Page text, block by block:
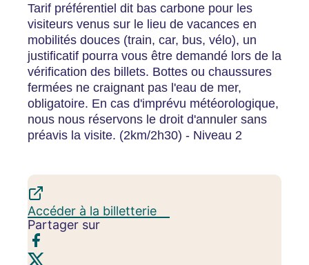
Tarif préférentiel dit bas carbone pour les
visiteurs venus sur le lieu de vacances en
mobilités douces (train, car, bus, vélo), un
justificatif pourra vous être demandé lors de la
vérification des billets. Bottes ou chaussures
fermées ne craignant pas l'eau de mer,
obligatoire. En cas d'imprévu météorologique,
nous nous réservons le droit d'annuler sans
préavis la visite. (2km/2h30) - Niveau 2
Accéder à la billetterie
Partager sur